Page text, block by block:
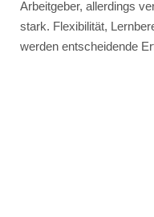
Arbeitgeber, allerdings
stark. Flexibilität,
werden entscheidende